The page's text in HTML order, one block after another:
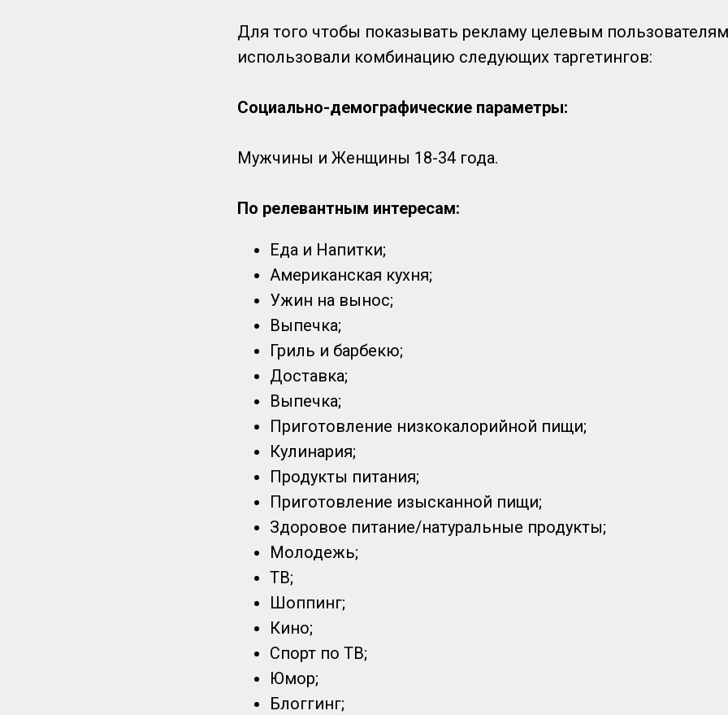
Для того чтобы показывать рекламу целевым
использовали комбинацию следующих таргетингов:
Социально-демографические параметры:
Мужчины и Женщины 18-34 года.
По релевантным интересам:
Еда и Напитки;
Американская кухня;
Ужин на вынос;
Выпечка;
Гриль и барбекю;
Доставка;
Выпечка;
Приготовление низкокалорийной пищи;
Кулинария;
Продукты питания;
Приготовление изысканной пищи;
Здоровое питание/натуральные продукты;
Молодежь;
ТВ;
Шоппинг;
Кино;
Спорт по ТВ;
Юмор;
Блоггинг;